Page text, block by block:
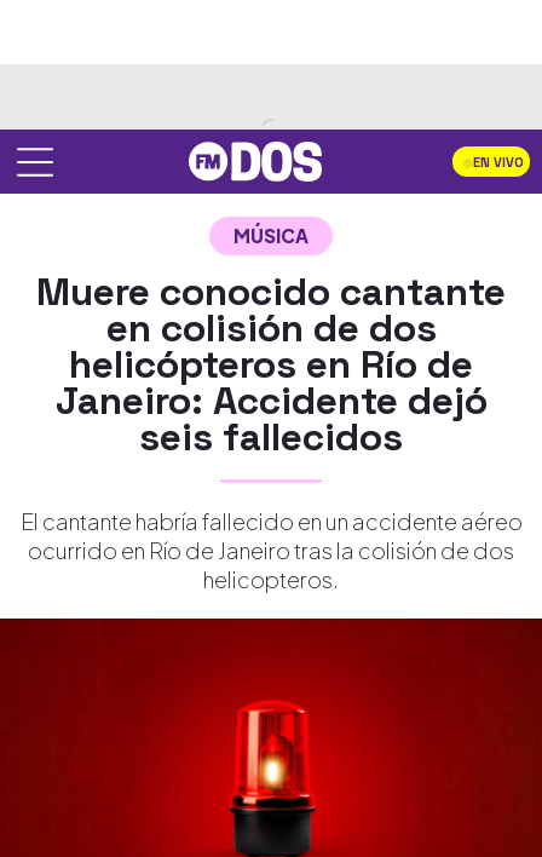
EN VIVO
MÚSICA
Muere conocido cantante
en colisión de dos
helicópteros en Río de
Janeiro: Accidente dejó
seis fallecidos
El cantante habría fallecido en un accidente aéreo
ocurrido en Río de Janeiro tras la colisión de dos
helicopteros.